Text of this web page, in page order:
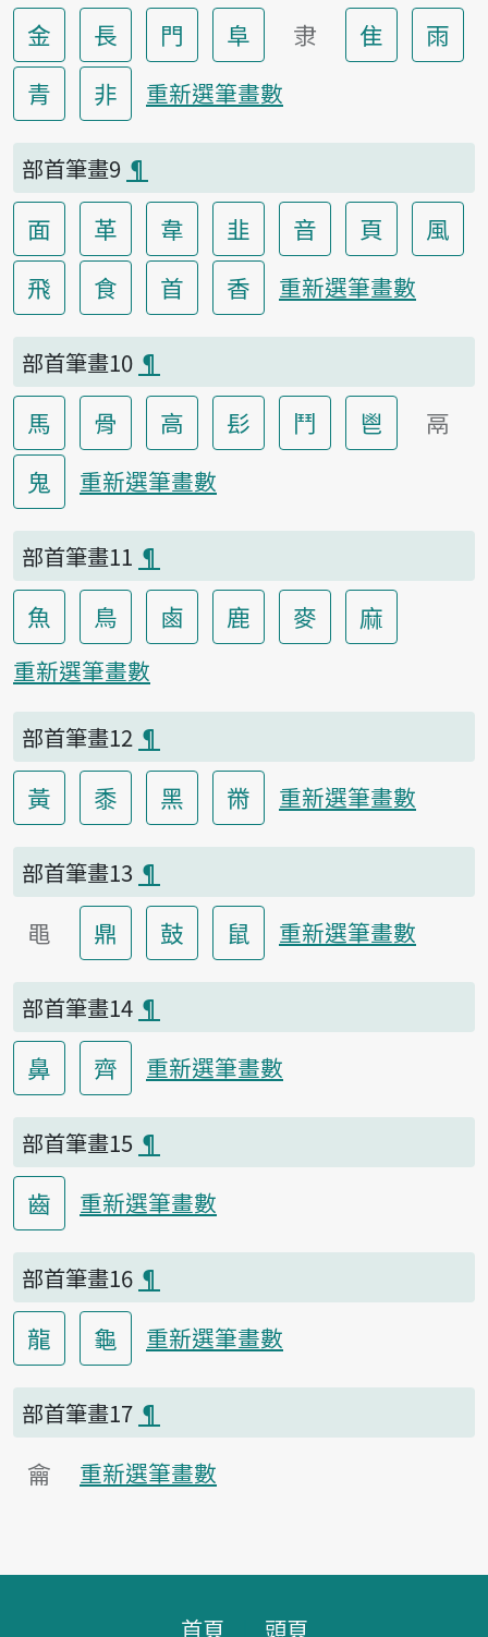
金 長 門 阜 隶 隹
雨
青
非 重新選筆畫數
部首筆畫9 ¶
面 革 韋 韭 音 頁
風
飛
食 首 香 重新選筆畫數
部首筆畫10 ¶
馬 骨 高 髟 鬥 鬯
鬲
鬼
重新選筆畫數
部首筆畫11 ¶
魚 鳥 鹵 鹿 麥 麻
重新選筆畫數
部首筆畫12 ¶
黃 黍 黑 黹 重新選筆畫數
部首筆畫13 ¶
黽 鼎 鼓 鼠 重新選筆畫數
部首筆畫14 ¶
鼻 齊 重新選筆畫數
部首筆畫15 ¶
齒 重新選筆畫數
部首筆畫16 ¶
龍 龜 重新選筆畫數
部首筆畫17 ¶
龠 重新選筆畫數
首頁 頭頁